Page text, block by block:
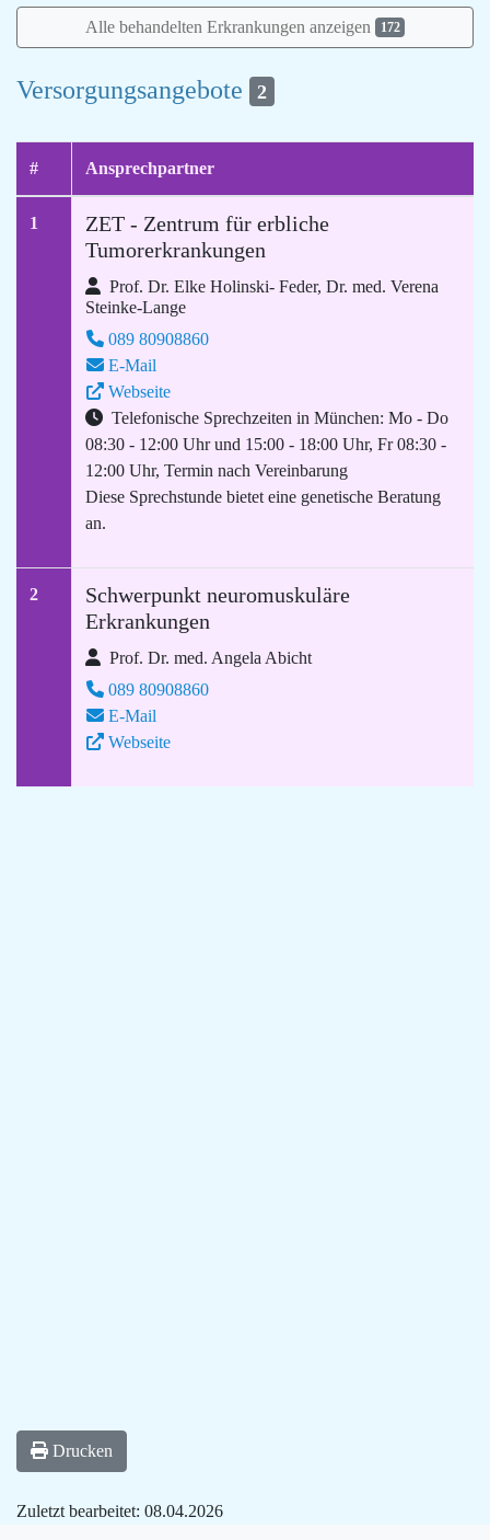
Alle behandelten Erkrankungen anzeigen 172
Versorgungsangebote 2
# Ansprechpartner
1
ZET - Zentrum für erbliche
Tumorerkrankungen
Prof. Dr. Elke Holinski- Feder, Dr. med. Verena
Steinke-Lange
089 80908860
E-Mail
Webseite
Telefonische Sprechzeiten in München: Mo - Do
08:30 - 12:00 Uhr und 15:00 - 18:00 Uhr, Fr 08:30 -
12:00 Uhr, Termin nach Vereinbarung
Diese Sprechstunde bietet eine genetische Beratung
an.
2
Schwerpunkt neuromuskuläre
Erkrankungen
Prof. Dr. med. Angela Abicht
089 80908860
E-Mail
Webseite
Drucken
Zuletzt bearbeitet: 08.04.2026